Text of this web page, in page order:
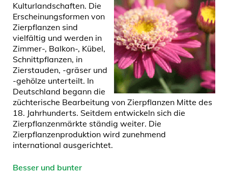
Kulturlandschaften. Die
Erscheinungsformen von
Zierpflanzen sind
vielfältig und werden in
Zimmer-, Balkon-, Kübel,
Schnittpflanzen, in
Zierstauden, -gräser und
-gehölze unterteilt. In
Deutschland begann die
züchterische Bearbeitung von Zierpflanzen Mitte des
18. Jahrhunderts. Seitdem entwickeln sich die
Zierpflanzenmärkte ständig weiter. Die
Zierpflanzenproduktion wird zunehmend
international ausgerichtet.
Besser und bunter